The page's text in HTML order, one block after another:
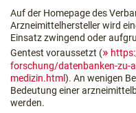
Auf der Homepage des
Arzneimittelhersteller wird
Einsatz zwingend oder
Gentest voraussetzt (
forschung/datenbanken-zu-
medizin.html). An wenigen
Bedeutung einer
werden.